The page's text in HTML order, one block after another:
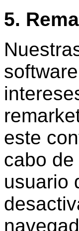
5.
este
cabo
usuario